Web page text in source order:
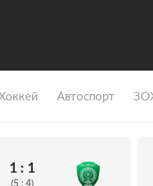
Автоспорт
1 : 1
(5 : 4)